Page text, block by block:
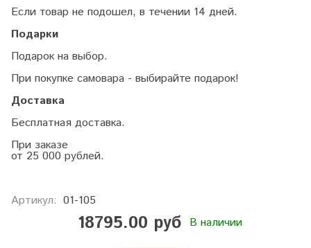
Если товар не подошел, в течении 14 дней.
Подарки
Подарок на выбор.
При покупке самовара - выбирайте подарок!
Доставка
Бесплатная доставка.
При заказе
от 25 000 рублей.
Артикул: 01-105
18795.00 руб В наличии